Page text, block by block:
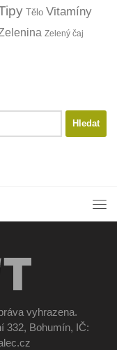
Tělo Vitamíny
Zelený čaj
vyhrazena.
332, Bohumín, IČ: